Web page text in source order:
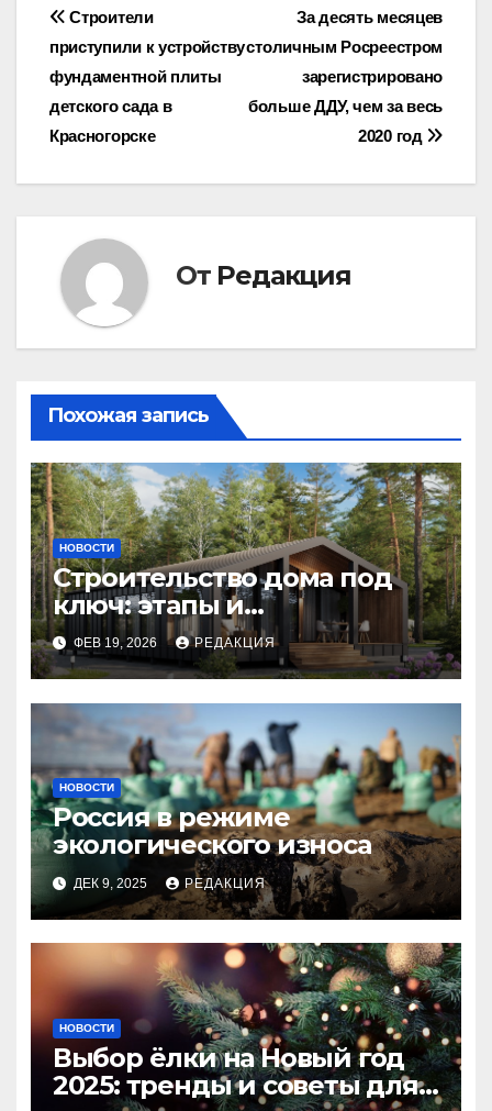
Навигация
по
записям
За десять месяцев
столичным Росреестром
зарегистрировано
больше ДДУ, чем за весь
2020 год
Строители
приступили к устройству
фундаментной плиты
детского сада в
Красногорске
От Редакция
Похожая запись
НОВОСТИ
Строительство дома под
ключ: этапы и
планирование бюджета
ФЕВ 19, 2026 РЕДАКЦИЯ
НОВОСТИ
Россия в режиме
экологического износа
ДЕК 9, 2025 РЕДАКЦИЯ
НОВОСТИ
Выбор ёлки на Новый год
2025: тренды и советы для